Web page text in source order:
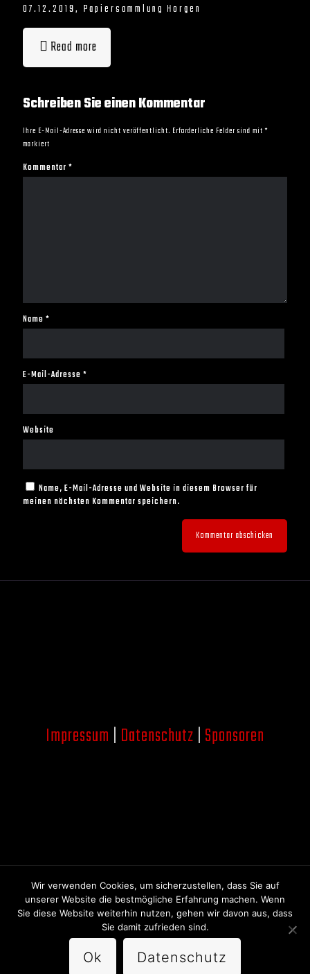
07.12.2019, Papiersammlung Horgen
Read more
Schreiben Sie einen Kommentar
Ihre E-Mail-Adresse wird nicht veröffentlicht. Erforderliche Felder sind mit*
markiert
Kommentar *
Name *
E-Mail-Adresse *
Website
Name, E-Mail-Adresse und Website in diesem Browser für
meinen nächsten Kommentar speichern.
Impressum | Datenschutz | Sponsoren
BOX-RING ZÜRICHSEE- Webdesign von
Wir verwenden Cookies, um sicherzustellen, dass Sie auf
unserer Website die bestmögliche Erfahrung machen. Wenn
Sie diese Website weiterhin nutzen, gehen wir davon aus, dass
Sie damit zufrieden sind.
Ok Datenschutz